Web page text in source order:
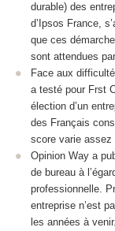
durable) des
d’Ipsos France,
que ces
sont attendues
Face aux
a testé pour Frst
élection d’un
des Français
score varie assez
Opinion Way a
de bureau à
professionnelle.
entreprise n’est
les années à